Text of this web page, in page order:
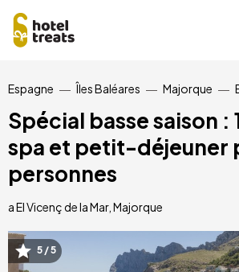
au
contenu
principal
Espagne Îles Baléares Majorque
Spécial basse saison :
spa et petit-déjeuner
personnes
a El Vicenç de la Mar, Majorque
Image
5 / 5